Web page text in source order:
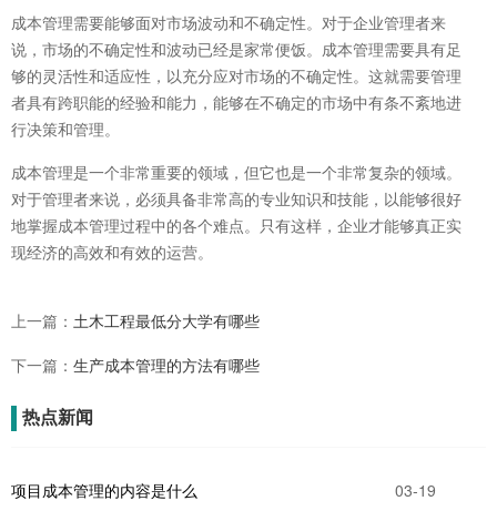
成本管理需要能够面对市场波动和不确定性。对于企业管理者来
说，市场的不确定性和波动已经是家常便饭。成本管理需要具有足
够的灵活性和适应性，以充分应对市场的不确定性。这就需要管理
者具有跨职能的经验和能力，能够在不确定的市场中有条不紊地进
行决策和管理。
成本管理是一个非常重要的领域，但它也是一个非常复杂的领域。
对于管理者来说，必须具备非常高的专业知识和技能，以能够很好
地掌握成本管理过程中的各个难点。只有这样，企业才能够真正实
现经济的高效和有效的运营。
上一篇： 土木工程最低分大学有哪些
下一篇： 生产成本管理的方法有哪些
热点新闻
项目成本管理的内容是什么 03-19